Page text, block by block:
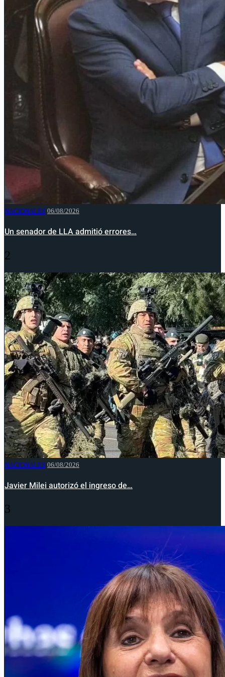
NACIONALES 06/08/2026
Un senador de LLA admitió errores…
2
NACIONALES 06/08/2026
Javier Milei autorizó el ingreso de…
3